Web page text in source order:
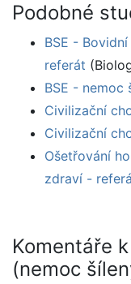
Podobné
BSE -
referát
BSE - nemoc
Civilizační
Civilizační
Ošetřování
zdraví -
Komentáře
(nemoc